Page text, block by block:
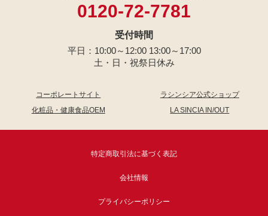
0120-72-7781
受付時間
平日：10:00～12:00 13:00～17:00
土・日・祝祭日休み
コーポレートサイト
ラシンシア公式ショップ
化粧品・健康食品OEM
LA SINCIA IN/OUT
特定商取引法に基づく表記
会社情報
プライバシーポリシー